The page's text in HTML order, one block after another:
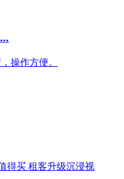
操作方便。